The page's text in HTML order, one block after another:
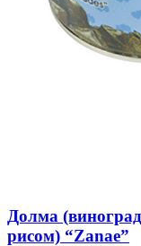
Долма
рисом) “Zanae”